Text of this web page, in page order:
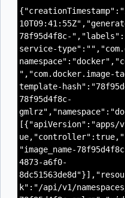
78f95d4f8c-
service-
","com.docker.image-
template-
78f95d4f8c-
[{"apiVersion":"apps/
"image_name-
4873-a6f0-
k":"/api/v1/